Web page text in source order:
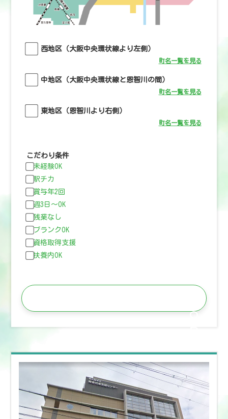
西地区（大阪中央環状線より左側）
町名一覧を見る
中地区（大阪中央環状線と恩智川の間）
町名一覧を見る
東地区（恩智川より右側）
町名一覧を見る
こだわり条件
未経験OK
駅チカ
賞与年2回
週3日〜OK
残業なし
ブランクOK
資格取得支援
扶養内OK